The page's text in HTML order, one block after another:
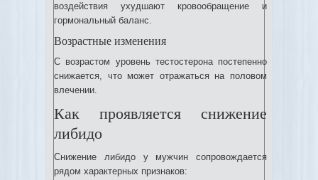
воздействия ухудшают кровообращение и
гормональный баланс.
Возрастные изменения
С возрастом уровень тестостерона постепенно
снижается, что может отражаться на половом
влечении.
Как проявляется снижение
либидо
Снижение либидо у мужчин сопровождается
рядом характерных признаков: